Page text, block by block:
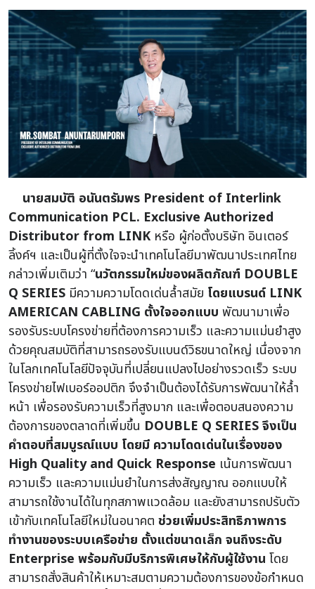
นายสมบัติ อนันตรัมพร President of Interlink
Communication PCL. Exclusive Authorized
Distributor from LINK หรือ ผู้ก่อตั้งบริษัท อินเตอร์
ลิ้งค์ฯ และเป็นผู้ที่ตั้งใจจะนำเทคโนโลยีมาพัฒนาประเทศไทย
กล่าวเพิ่มเติมว่า “นวัตกรรมใหม่ของผลิตภัณฑ์ DOUBLE
Q SERIES มีความความโดดเด่นล้ำสมัย โดยแบรนด์ LINK
AMERICAN CABLING ตั้งใจออกแบบ พัฒนามาเพื่อ
รองรับระบบโครงข่ายที่ต้องการความเร็ว และความแม่นยำสูง
ด้วยคุณสมบัติที่สามารถรองรับแบนด์วิธขนาดใหญ่ เนื่องจาก
ในโลกเทคโนโลยีปัจจุบันที่เปลี่ยนแปลงไปอย่างรวดเร็ว ระบบ
โครงข่ายไฟเบอร์ออปติก จึงจำเป็นต้องได้รับการพัฒนาให้ล้ำ
หน้า เพื่อรองรับความเร็วที่สูงมาก และเพื่อตอบสนองความ
ต้องการของตลาดที่เพิ่มขึ้น DOUBLE Q SERIES จึงเป็น
คำตอบที่สมบูรณ์แบบ โดยมี ความโดดเด่นในเรื่องของ
High Quality and Quick Response เน้นการพัฒนา
ความเร็ว และความแม่นยำในการส่งสัญญาณ ออกแบบให้
สามารถใช้งานได้ในทุกสภาพแวดล้อม และยังสามารถปรับตัว
เข้ากับเทคโนโลยีใหม่ในอนาคต ช่วยเพิ่มประสิทธิภาพการ
ทำงานของระบบเครือข่าย ตั้งแต่ขนาดเล็ก จนถึงระดับ
Enterprise พร้อมกับมีบริการพิเศษให้กับผู้ใช้งาน โดย
สามารถสั่งสินค้าให้เหมาะสมตามความต้องการของข้อกำหนด